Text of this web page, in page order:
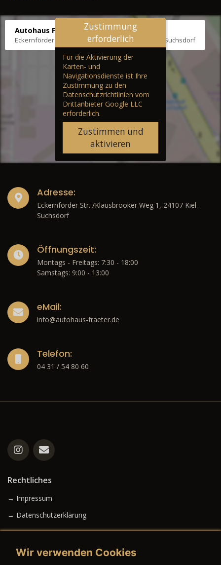
Autohaus Fräter
Eckernförder Str. /Klausbrooker Weg 1, 24107 Kiel-Suchsdorf
Zustimmung
erforderlich
Für die Aktivierung der
Karten- und
Navigationsdienste ist Ihre
Zustimmung zu den
Datenschutzrichtlinien vom
Drittanbieter Google LLC
erforderlich.
Zustimmen und
aktivieren
Adresse:
Eckernförder Str. /Klausbrooker Weg 1, 24107 Kiel-
Suchsdorf
Öffnungszeit:
Montags - Freitags: 7:30 - 18:00
Samstags: 9:00 - 13:00
eMail:
info@autohaus-fraeter.de
Telefon:
04 31 / 54 80 60
Rechtliches
→ Impressum
→ Datenschutzerklärung
Wir verwenden Cookies